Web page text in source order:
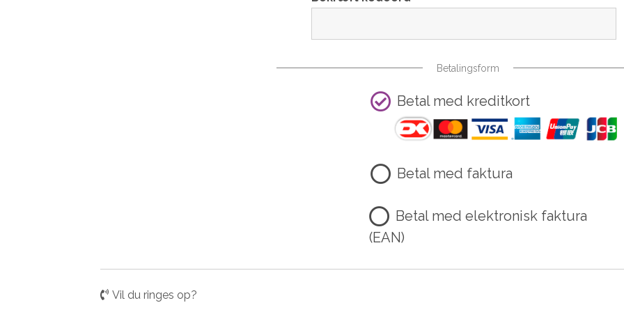
Betalingsform
Betal med kreditkort
Betal med faktura
Betal med elektronisk faktura
(EAN)
Vil du ringes op?